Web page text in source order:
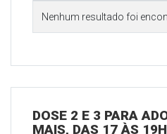
Nenhum resultado foi
DOSE 2 E 3 PARA
MAIS, DAS 17 ÀS